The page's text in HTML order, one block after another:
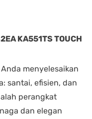
KA551TS TOUCH
menyelesaikan
santai, efisien, dan
perangkat
dan elegan